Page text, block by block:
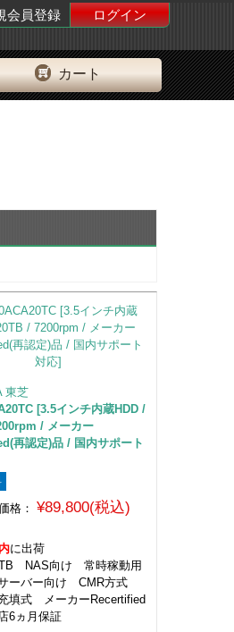
会員登録
ログイン
カート
東芝
[3.5インチ内蔵HDD /
/ メーカー
再認定)品 / 国内サポート
格： ¥89,800(税込)
に出荷
NAS向け 常時稼動用
ーバー向け CMR方式
填式 メーカーRecertified
6ヵ月保証